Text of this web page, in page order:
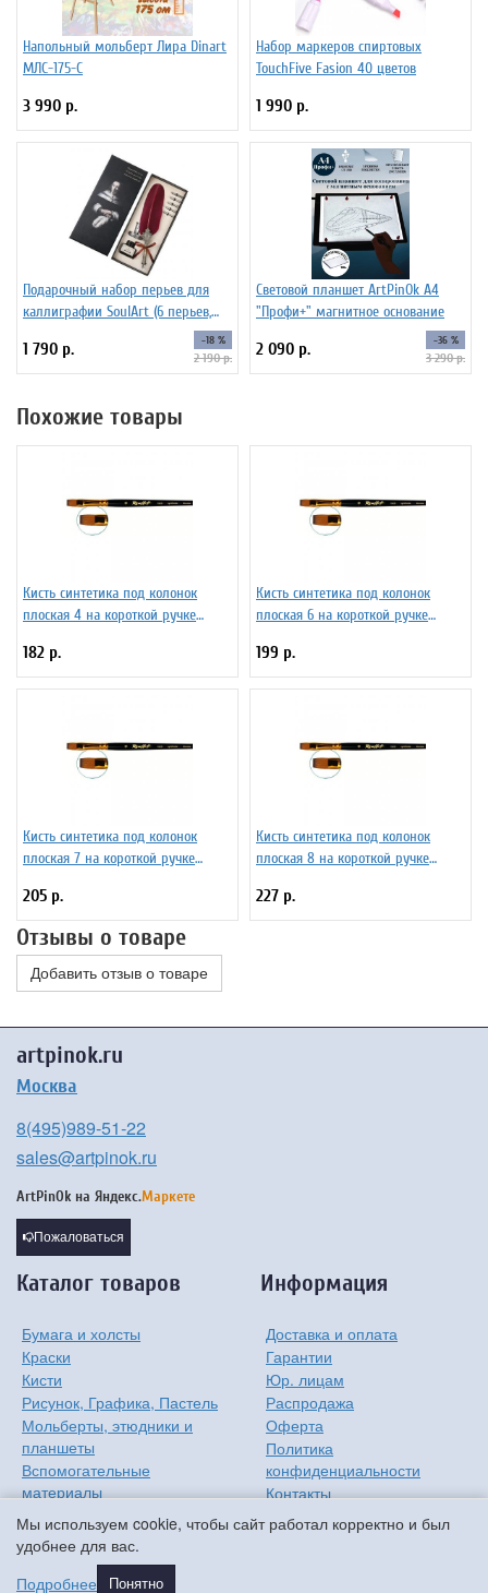
Мы используем cookie, чтобы сайт работал корректно и был
удобнее для вас.
Подробнее
Понятно
Напольный мольберт Лира Dinart
МЛС-175-С
3 990 р.
Набор маркеров спиртовых
TouchFive Fasion 40 цветов
1 990 р.
Подарочный набор перьев для
каллиграфии SoulArt (6 перьев,
1 790 р. -18 %
2 190 р.
Световой планшет ArtPinOk А4
"Профи+" магнитное основание
2 090 р. -36 %
3 290 р.
Похожие товары
Кисть синтетика под колонок
плоская 4 на короткой ручке
182 р.
Кисть синтетика под колонок
плоская 6 на короткой ручке
199 р.
Кисть синтетика под колонок
плоская 7 на короткой ручке
205 р.
Кисть синтетика под колонок
плоская 8 на короткой ручке
227 р.
Отзывы о товаре
Добавить отзыв о товаре
artpinok.ru
Москва
8(495)989-51-22
sales@artpinok.ru
ArtPinOk на Яндекс.Маркете
Пожаловаться
Каталог товаров
Бумага и холсты
Краски
Кисти
Рисунок, Графика, Пастель
Мольберты, этюдники и
планшеты
Вспомогательные
материалы
Хобби
Детям
Мастер-классы
Информация
Доставка и оплата
Гарантии
Юр. лицам
Распродажа
Оферта
Политика
конфиденциальности
Контакты
О компании